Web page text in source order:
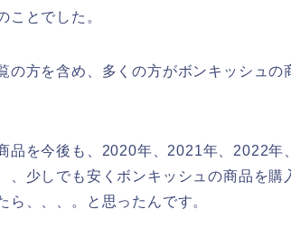
ことでした。
の方を含め、多くの方がボンキッシュの
品を今後も、2020年、2021年、2022年
、少しでも安くボンキッシュの商品を購
ら、、、。と思ったんです。